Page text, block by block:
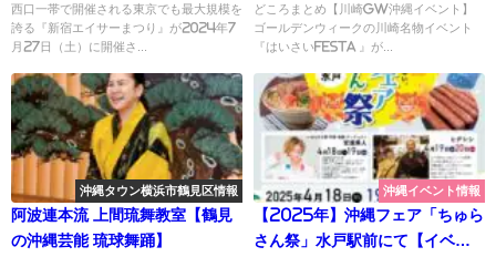
西口一帯で開催される東京でも最大規模を
誇る『新宿エイサーまつり』が2024年7
月27日（土）に開催さ...
どころまとめ【川崎GW沖縄イベント】
ゴールデンウィークの川崎名物イベント
『はいさいFESTA 』が...
沖縄タウン横浜市鶴見区情報
阿波連本流 上間琉舞教室【鶴見
の沖縄芸能 琉球舞踊】
沖縄イベント情報
【2025年】沖縄フェア「ちゅら
さん祭」水戸駅前にて【イベン